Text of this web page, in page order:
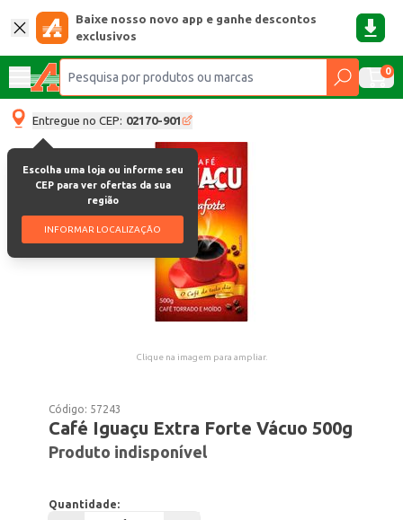
Baixe nosso novo app e ganhe descontos
exclusivos
0
Entregue no CEP: 02170-901
Escolha uma loja ou informe seu
CEP para ver ofertas da sua
região
INFORMAR LOCALIZAÇÃO
Clique na imagem para ampliar.
Código: 57243
Café Iguaçu Extra Forte Vácuo 500g
Produto indisponível
Quantidade: